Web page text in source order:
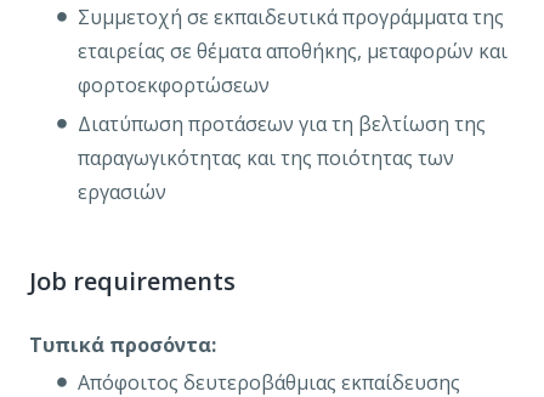
Συμμετοχή σε εκπαιδευτικά προγράμματα της
εταιρείας σε θέματα αποθήκης, μεταφορών και
φορτοεκφορτώσεων
Διατύπωση προτάσεων για τη βελτίωση της
παραγωγικότητας και της ποιότητας των
εργασιών
Job requirements
Τυπικά προσόντα:
Απόφοιτος δευτεροβάθμιας εκπαίδευσης